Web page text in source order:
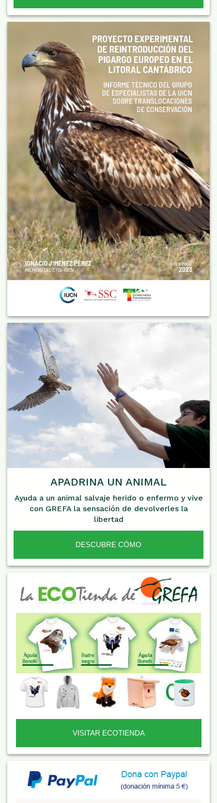
APADRINA UN ANIMAL
Ayuda a un animal salvaje herido o enfermo y vive
con GREFA la sensación de devolverles la
libertad
DESCUBRE CÓMO
VISITAR ECOTIENDA